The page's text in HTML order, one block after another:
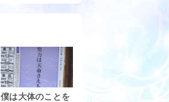
僕は大体のことを